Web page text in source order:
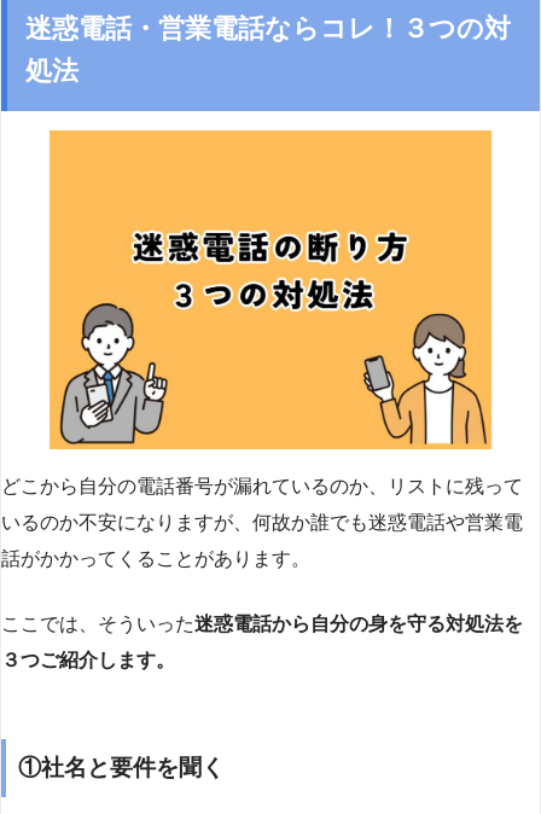
迷惑電話・営業電話ならコレ！３つの対
処法
どこから自分の電話番号が漏れているのか、リストに残って
いるのか不安になりますが、何故か誰でも迷惑電話や営業電
話がかかってくることがあります。
ここでは、そういった迷惑電話から自分の身を守る対処法を
３つご紹介します。
①社名と要件を聞く